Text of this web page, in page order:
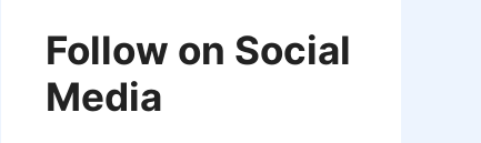
Follow on Social
Media